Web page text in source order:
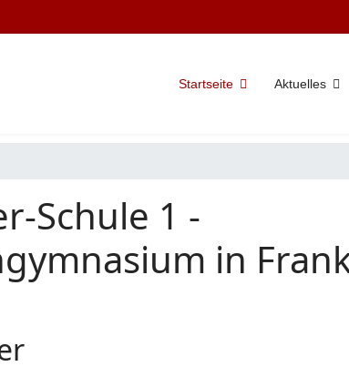
Startseite Aktuelles
Schule 1 -
in